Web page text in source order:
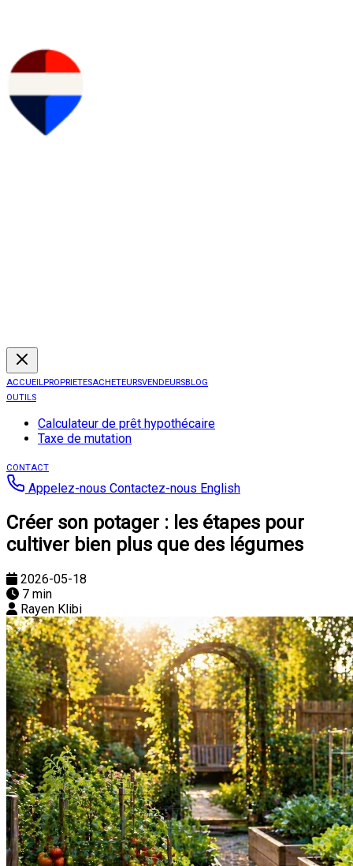
ACCUEILPROPRIETESACHETEURSVENDEURSBLOG
OUTILS
Calculateur de prêt hypothécaire
Taxe de mutation
CONTACT
Appelez-nous Contactez-nous English
Créer son potager : les étapes pour
cultiver bien plus que des légumes
2026-05-18
7 min
Rayen Klibi